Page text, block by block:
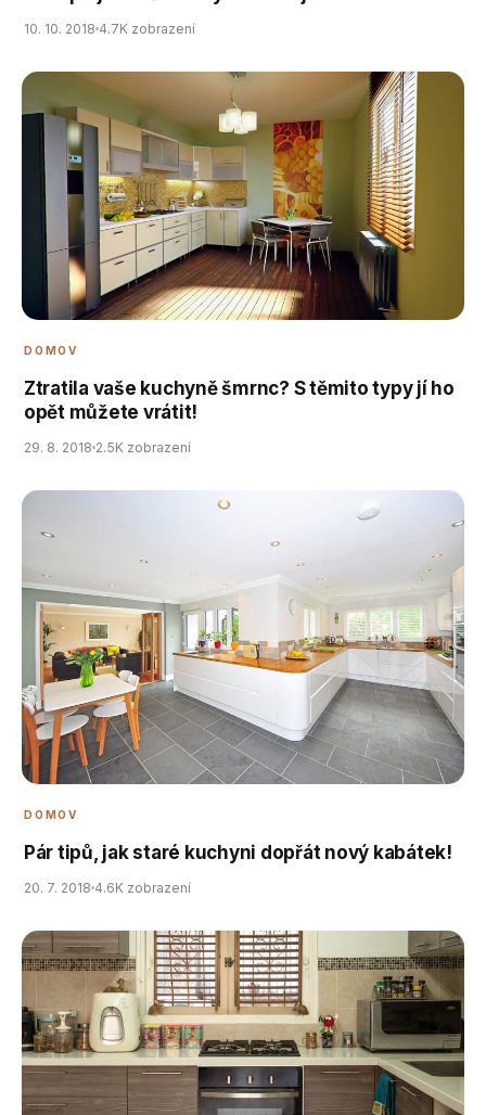
10. 10. 2018 4.7K zobrazení
DOMOV
Ztratila vaše kuchyně šmrnc? S těmito typy jí ho
opět můžete vrátit!
29. 8. 2018 2.5K zobrazení
DOMOV
Pár tipů, jak staré kuchyni dopřát nový kabátek!
20. 7. 2018 4.6K zobrazení